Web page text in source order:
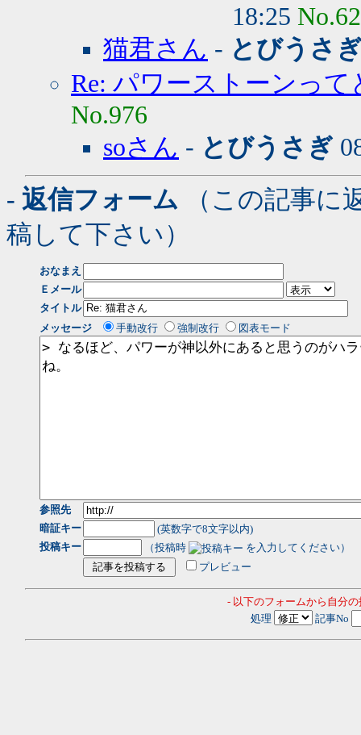
18:25
猫君さん - とびうさ
Re: パワーストーンっ
No.976
soさん - とびうさぎ
- 返信フォーム （この記事に
稿して下さい）
おなまえ
Ｅメール
タイトル
メッセージ
手動改行 強制改行 図表モード
参照先
暗証キー
(英数字で8文字以内)
投稿キー
（投稿時
を入力してください）
プレビュー
- 以下のフォームから自分
処理
記事No